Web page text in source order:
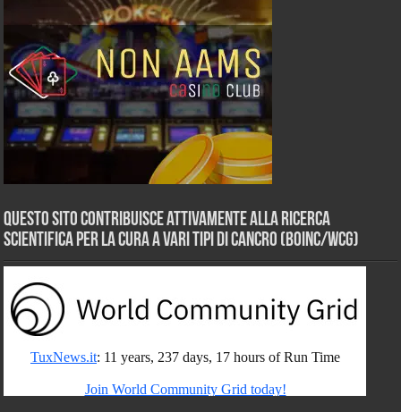
Questo sito contribuisce attivamente alla ricerca
scientifica per la cura a vari tipi di Cancro (BOINC/WCG)